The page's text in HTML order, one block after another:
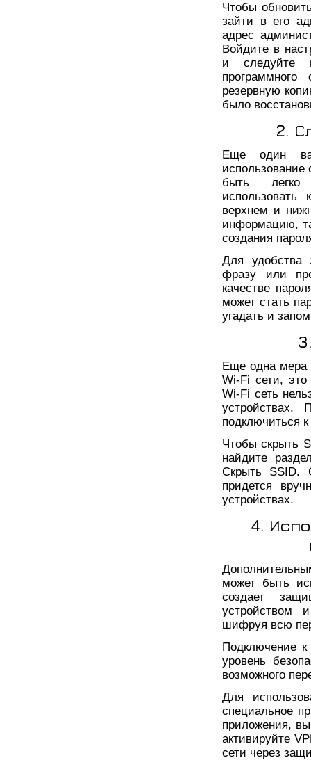
Чтобы
зайти в его
адрес
Войдите в
и следуйте
резервную
было
2.
Еще один
быть легко
верхнем и
информацию,
создания
Для удобства
фразу или
качестве
может стать
угадать и
Еще одна мера
Wi-Fi сети,
Wi-Fi сеть
устройствах.
подключиться
Чтобы скрыть
найдите
Скрыть SSID.
придется
устройствах.
4.
может быть
создает
устройством
шифруя всю
Подключение к
уровень
возможного
Для
специальное
приложения,
активируйте
сети через